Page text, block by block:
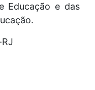
Educação e das